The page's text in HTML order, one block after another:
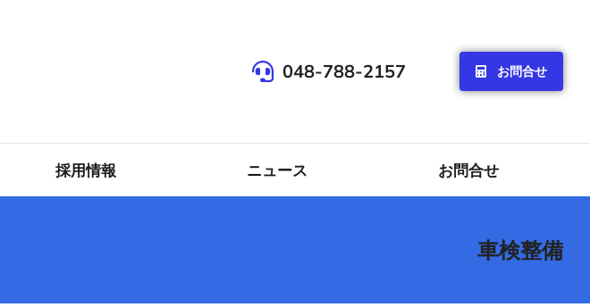
048-788-2157 お問合せ
採用情報 ニュース お問合せ
車検整備